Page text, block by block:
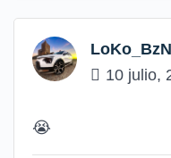
LoKo_BzN
10 julio,
😭